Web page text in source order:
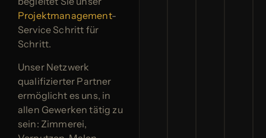
Projektmanagement-
Service Schritt für
Schritt.
Unser Netzwerk
qualifizierter Partner
ermöglicht es uns, in
allen Gewerken tätig zu
sein: Zimmerei,